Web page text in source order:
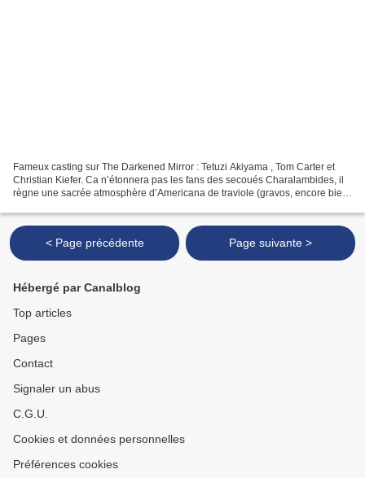
Fameux casting sur The Darkened Mirror : Tetuzi Akiyama , Tom Carter et
Christian Kiefer. Ca n’étonnera pas les fans des secoués Charalambides, il
règne une sacrée atmosphère d’Americana de traviole (gravos, encore bien)
< Page précédente Page suivante >
Hébergé par Canalblog
Top articles
Pages
Contact
Signaler un abus
C.G.U.
Cookies et données personnelles
Préférences cookies